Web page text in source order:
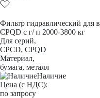
Фильтр гидравлический для
CPQD с г/ п 2000-3800 кг
Для серий,
CPCD, CPQD
Материал,
бумага, металл
Наличие
Цена (с НДС):
по запросу